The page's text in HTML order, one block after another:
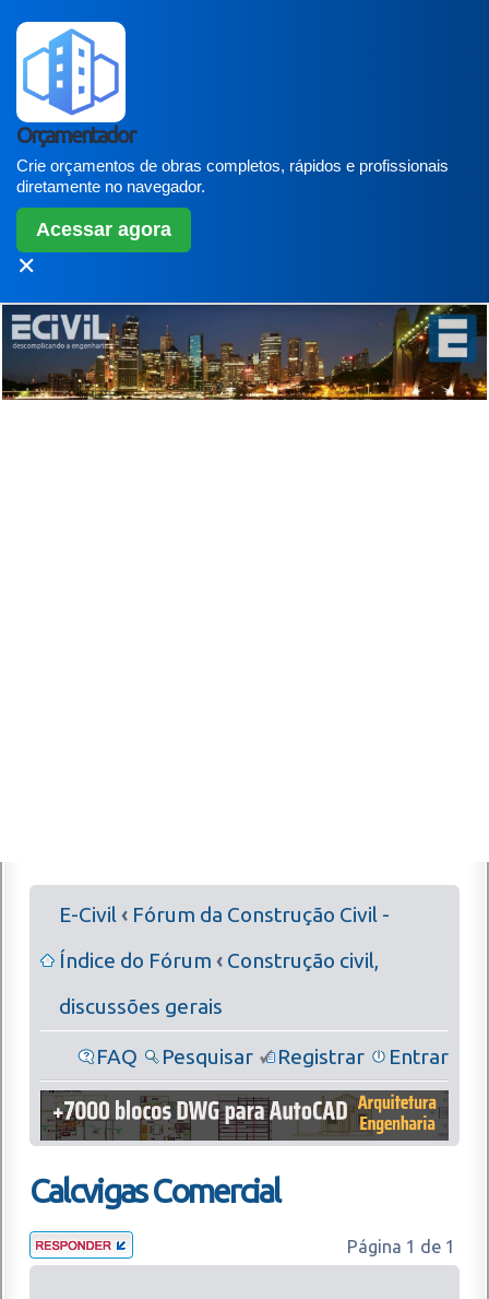
Orçamentador
Crie orçamentos de obras completos, rápidos e profissionais
diretamente no navegador.
Acessar agora
✕
E-Civil‹ Fórum da Construção Civil -
Índice do Fórum ‹ Construção civil,
discussões gerais
FAQ Pesquisar Registrar Entrar
Calcvigas Comercial
Página 1 de 1